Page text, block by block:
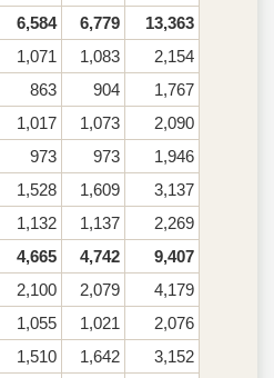
6,584 6,779
13,363
1,071 1,083
2,154
863 904
1,767
1,017 1,073
2,090
973 973
1,946
1,528 1,609
3,137
1,132 1,137
2,269
4,665 4,742
9,407
2,100 2,079
4,179
1,055 1,021
2,076
1,510 1,642
3,152